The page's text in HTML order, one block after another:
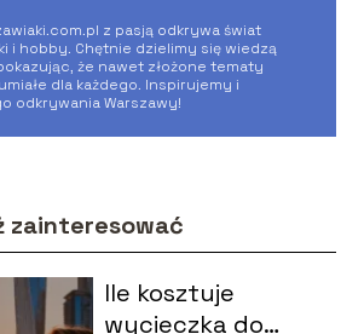
z pasją odkrywa świat
i hobby. Chętnie dzielimy się wiedzą
że nawet złożone tematy
dla każdego. Inspirujemy i
odkrywania Warszawy!
zainteresować
Ile kosztuje
wycieczka do